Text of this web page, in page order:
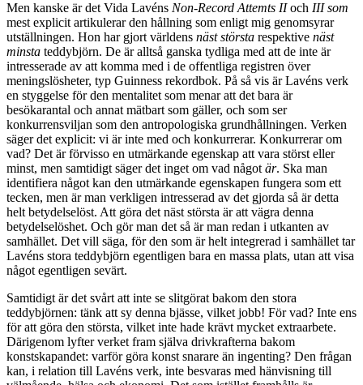
Men kanske är det Vida Lavéns Non-Record Attemts IIoch III som
mest explicit artikulerar den hållning som enligt mig genomsyrar
utställningen. Hon har gjort världens näst största respektive näst
minsta teddybjörn. De är alltså ganska tydliga med att de inte är
intresserade av att komma med i de offentliga registren över
meningslösheter, typ Guinness rekordbok. På så vis är Lavéns verk
en styggelse för den mentalitet som menar att det bara är
besökarantal och annat mätbart som gäller, och som ser
konkurrensviljan som den antropologiska grundhållningen. Verken
säger det explicit: vi är inte med och konkurrerar. Konkurrerar om
vad? Det är förvisso en utmärkande egenskap att vara störst eller
minst, men samtidigt säger det inget om vad någotär. Ska man
identifiera något kan den utmärkande egenskapen fungera som ett
tecken, men är man verkligen intresserad av det gjorda så är detta
helt betydelselöst. Att göra det näst största är att vägra denna
betydelselöshet. Och gör man det så är man redan i utkanten av
samhället. Det vill säga, för den som är helt integrerad i samhället tar
Lavéns stora teddybjörn egentligen bara en massa plats, utan att visa
något egentligen sevärt.
Samtidigt är det svårt att inte se slitgörat bakom den stora
teddybjörnen: tänk att sy denna bjässe, vilket jobb! För vad? Inte ens
för att göra den största, vilket inte hade krävt mycket extraarbete.
Därigenom lyfter verket fram själva drivkrafterna bakom
konstskapandet: varför göra konst snarare än ingenting? Den frågan
kan, i relation till Lavéns verk, inte besvaras med hänvisning till